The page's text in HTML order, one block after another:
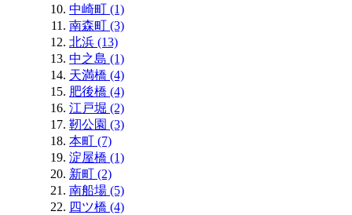
中崎町 (1)
南森町 (3)
北浜 (13)
中之島 (1)
天満橋 (4)
肥後橋 (4)
江戸堀 (2)
靭公園 (3)
本町 (7)
淀屋橋 (1)
新町 (2)
南船場 (5)
四ツ橋 (4)